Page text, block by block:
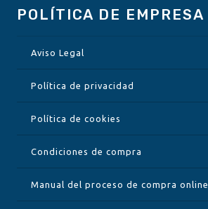
POLÍTICA DE EMPRESA
Aviso Legal
Política de privacidad
Política de cookies
Condiciones de compra
Manual del proceso de compra online